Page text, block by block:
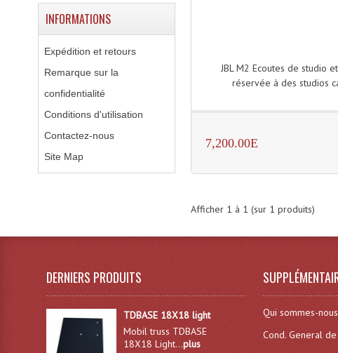
JBL M2 Ecoutes de studio
réservée à des studios
7,200.00E
Afficher 1 à 1 (sur 1 produits)
INFORMATIONS
Expédition et retours
Remarque sur la
confidentialité
Conditions d'utilisation
Contactez-nous
Site Map
DERNIERS PRODUITS
TDBASE 18X18 light
Mobil truss TDBASE
18X18 Light...plus
Qui sommes-nous
Cond. General